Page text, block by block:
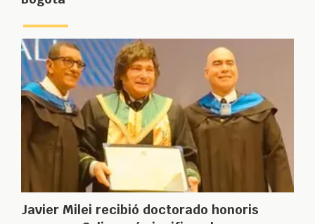
Javier Milei recibió doctorado honoris